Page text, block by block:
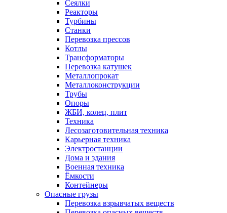
Сеялки
Реакторы
Турбины
Станки
Перевозка прессов
Котлы
Трансформаторы
Перевозка катушек
Металлопрокат
Металлоконструкции
Трубы
Опоры
ЖБИ, колец, плит
Техника
Лесозаготовительная техника
Карьерная техника
Электростанции
Дома и здания
Военная техника
Ёмкости
Контейнеры
Опасные грузы
Перевозка взрывчатых веществ